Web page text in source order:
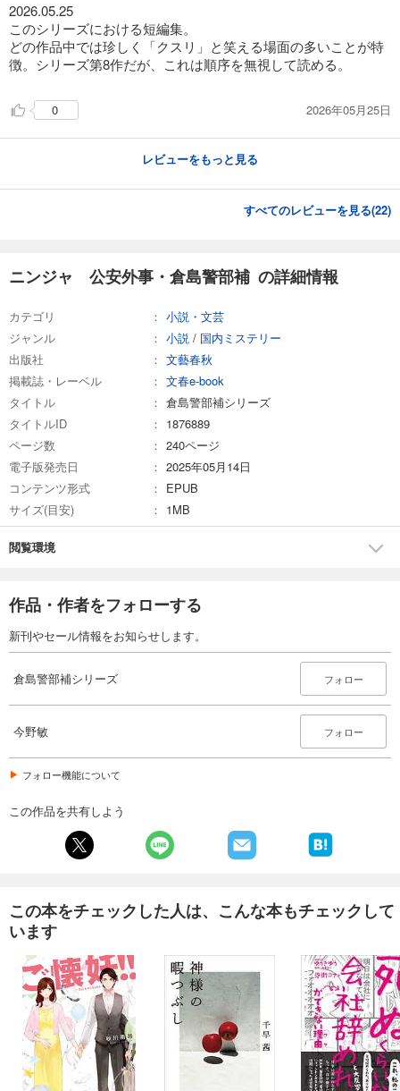
2026.05.25
このシリーズにおける短編集。
どの作品中では珍しく「クスリ」と笑える場面の多いことが特
徴。シリーズ第8作だが、これは順序を無視して読める。
0 2026年05月25日
レビューをもっと見る
すべてのレビューを見る(22)
ニンジャ 公安外事・倉島警部補 の詳細情報
カテゴリ
小説・文芸
ジャンル
小説 / 国内ミステリー
出版社
文藝春秋
掲載誌・レーベル
文春e-book
タイトル
倉島警部補シリーズ
タイトルID
1876889
ページ数
240ページ
電子版発売日
2025年05月14日
コンテンツ形式
EPUB
サイズ(目安)
1MB
閲覧環境
作品・作者をフォローする
新刊やセール情報をお知らせします。
倉島警部補シリーズ フォロー
今野敏 フォロー
フォロー機能について
この作品を共有しよう
この本をチェックした人は、こんな本もチェックして
います